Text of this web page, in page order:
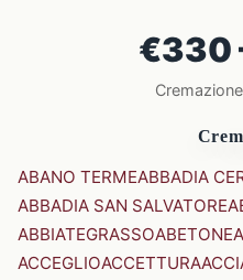
€330
ABANO TERMEABBADIA
ABBADIA SAN SALVATORE
ABBIATEGRASSOABETONE
ACCEGLIOACCETTURA